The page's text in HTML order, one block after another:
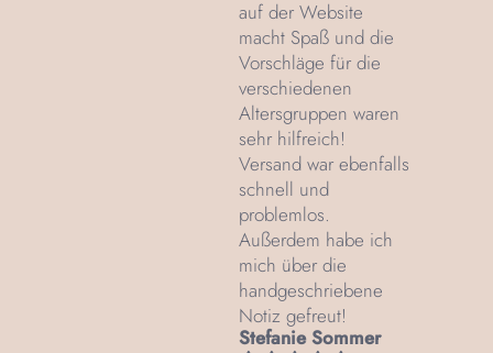
auf der Website
macht Spaß und die
Vorschläge für die
verschiedenen
Altersgruppen waren
sehr hilfreich!
Versand war ebenfalls
schnell und
problemlos.
Außerdem habe ich
mich über die
handgeschriebene
Notiz gefreut!
Stefanie Sommer